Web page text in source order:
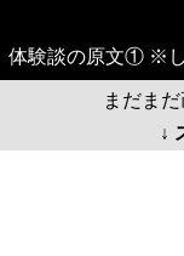
体験談の原文① ※
まだま
↓